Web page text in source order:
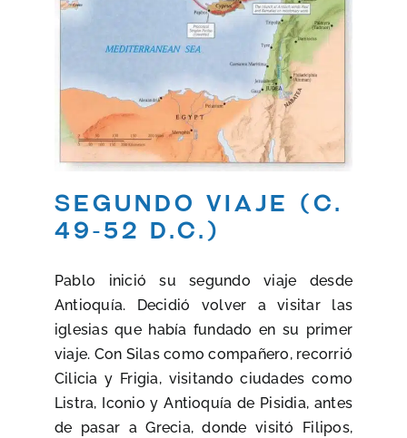
Segundo viaje (c.
49-52 d.C.)
Pablo inició su segundo viaje desde
Antioquía. Decidió volver a visitar las
iglesias que había fundado en su primer
viaje. Con Silas como compañero, recorrió
Cilicia y Frigia, visitando ciudades como
Listra, Iconio y Antioquía de Pisidia, antes
de pasar a Grecia, donde visitó Filipos,